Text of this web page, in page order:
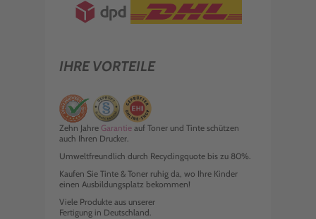
IHRE VORTEILE
Zehn Jahre Garantie auf Toner und Tinte schützen
auch Ihren Drucker.
Umweltfreundlich durch Recyclingquote bis zu 80%.
Kaufen Sie Tinte & Toner ruhig da, wo Ihre Kinder
einen Ausbildungsplatz bekommen!
Viele Produkte aus unserer
Fertigung in Deutschland.